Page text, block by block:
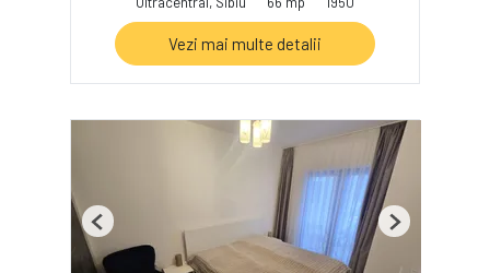
Vezi mai multe detalii
Previous Next